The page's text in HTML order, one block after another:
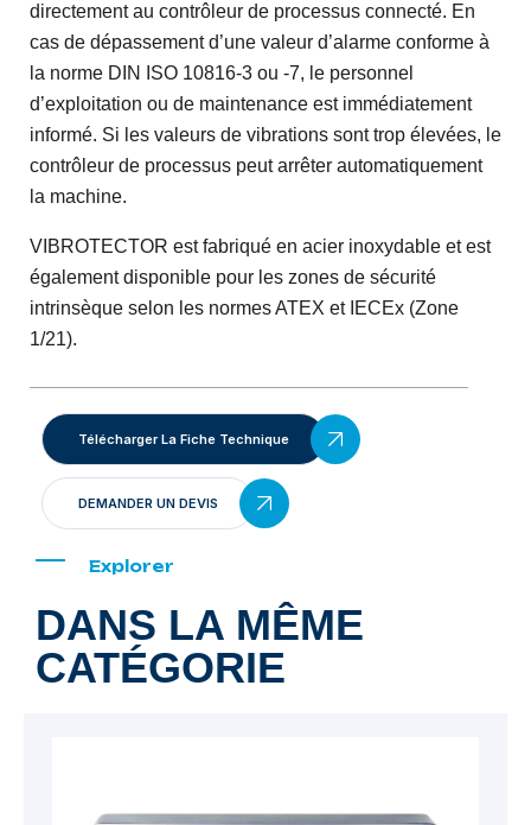
directement au contrôleur de processus connecté. En
cas de dépassement d’une valeur d’alarme conforme à
la norme DIN ISO 10816-3 ou -7, le personnel
d’exploitation ou de maintenance est immédiatement
informé. Si les valeurs de vibrations sont trop élevées, le
contrôleur de processus peut arrêter automatiquement
la machine.
VIBROTECTOR est fabriqué en acier inoxydable et est
également disponible pour les zones de sécurité
intrinsèque selon les normes ATEX et IECEx (Zone
1/21).
Télécharger La Fiche Technique
DEMANDER UN DEVIS
Explorer
DANS LA MÊME
CATÉGORIE